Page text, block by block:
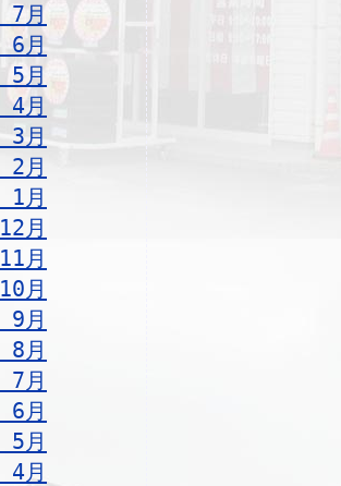
7月
6月
5月
4月
3月
2月
1月
月
月
月
9月
8月
7月
6月
5月
4月